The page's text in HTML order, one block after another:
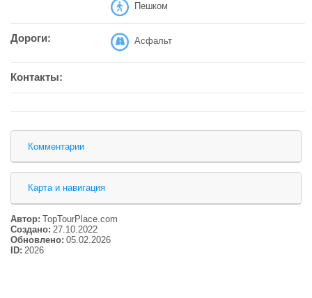
Пешком
Дороги: Асфальт
Контакты:
Комментарии
Карта и навигация
Автор: TopTourPlace.com
Создано: 27.10.2022
Обновлено: 05.02.2026
ID: 2026